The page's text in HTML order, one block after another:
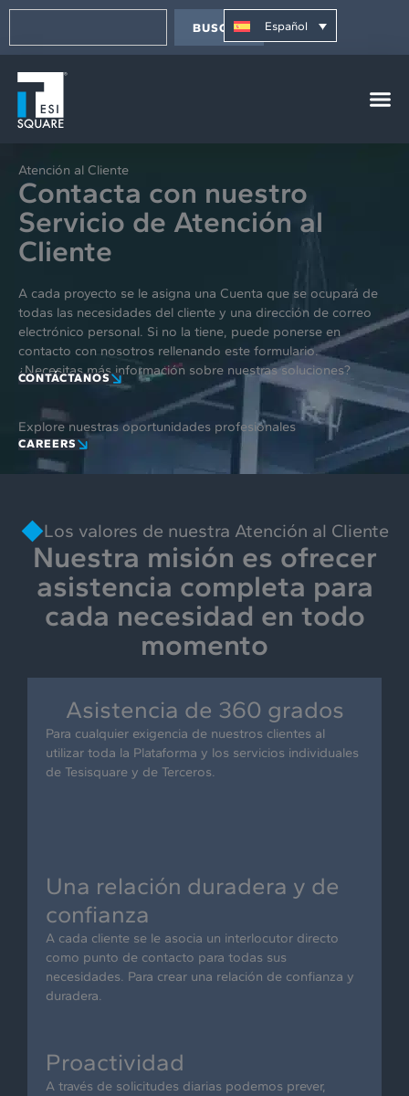
contenido
contenido
BUSCAR Español
Atención al Cliente
Contacta con nuestro
Servicio de Atención al
Cliente
A cada proyecto se le asigna una Cuenta que se ocupará de
todas las necesidades del cliente y una dirección de correo
electrónico personal. Si no la tiene, puede ponerse en
contacto con nosotros rellenando este formulario.
¿Necesitas más información sobre nuestras soluciones?
CONTÁCTANOS
Explore nuestras oportunidades profesionales
CAREERS
Los valores de nuestra Atención al Cliente
Nuestra misión es ofrecer
asistencia completa para
cada necesidad en todo
momento
Asistencia de 360 grados
Para cualquier exigencia de nuestros clientes al
utilizar toda la Plataforma y los servicios individuales
de Tesisquare y de Terceros.
Una relación duradera y de
confianza
A cada cliente se le asocia un interlocutor directo
como punto de contacto para todas sus
necesidades. Para crear una relación de confianza y
duradera.
Proactividad
A través de solicitudes diarias podemos prever,